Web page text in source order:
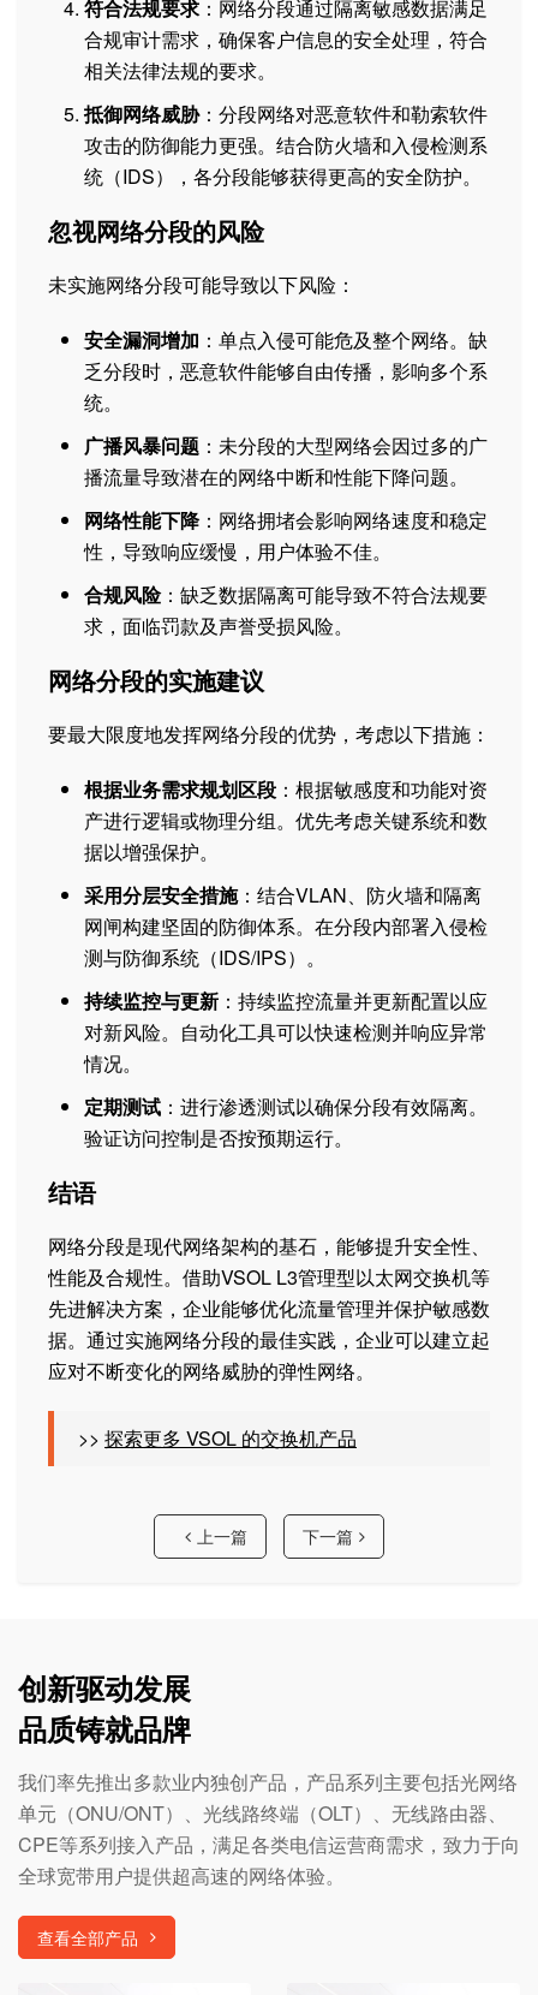
符合法规要求 ：网络分段通过隔离敏感数据满足
合规审计需求，确保客户信息的安全处理，符合
相关法律法规的要求。
抵御网络威胁：分段网络对恶意软件和勒索软件
攻击的防御能力更强。结合防火墙和入侵检测系
统（IDS），各分段能够获得更高的安全防护。
忽视网络分段的风险
未实施网络分段可能导致以下风险：
安全漏洞增加 ：单点入侵可能危及整个网络。缺
乏分段时，恶意软件能够自由传播，影响多个系
统。
广播风暴问题 ：未分段的大型网络会因过多的广
播流量导致潜在的网络中断和性能下降问题。
网络性能下降：网络拥堵会影响网络速度和稳定
性，导致响应缓慢，用户体验不佳。
合规风险：缺乏数据隔离可能导致不符合法规要
求，面临罚款及声誉受损风险。
网络分段的实施建议
要最大限度地发挥网络分段的优势，考虑以下措施：
根据业务需求规划区段 ：根据敏感度和功能对资
产进行逻辑或物理分组。优先考虑关键系统和数
据以增强保护。
采用分层安全措施：结合VLAN、防火墙和隔离
网闸构建坚固的防御体系。在分段内部署入侵检
测与防御系统（IDS/IPS）。
持续监控与更新 ：持续监控流量并更新配置以应
对新风险。自动化工具可以快速检测并响应异常
情况。
定期测试 ：进行渗透测试以确保分段有效隔离。
验证访问控制是否按预期运行。
结语
网络分段是现代网络架构的基石，能够提升安全性、
性能及合规性。借助VSOL L3管理型以太网交换机等
先进解决方案，企业能够优化流量管理并保护敏感数
据。通过实施网络分段的最佳实践，企业可以建立起
应对不断变化的网络威胁的弹性网络。
>> 探索更多 VSOL 的交换机产品
上一篇 下一篇
创新驱动发展
品质铸就品牌
我们率先推出多款业内独创产品，产品系列主要包括光网络
单元（ONU/ONT）、光线路终端（OLT）、无线路由器、
CPE等系列接入产品，满足各类电信运营商需求，致力于向
全球宽带用户提供超高速的网络体验。
查看全部产品